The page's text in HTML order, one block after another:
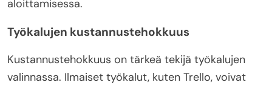
aloittamisessa.
Työkalujen kustannustehokkuus
Kustannustehokkuus on tärkeä tekijä työkalujen
valinnassa. Ilmaiset työkalut, kuten Trello, voivat